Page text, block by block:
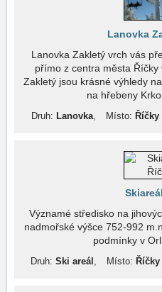
Lanovka
Lanovka Zakletý vrch vás
přímo z centra města Říčky v Orlických horách. Z vrchu
Zakletý jsou krásné výhledy
na hřebeny
Druh: Lanovka, Místo:
Významé středisko na
nadmořské výšce 752-992
podmínky v
Druh: Ski areál , Místo: